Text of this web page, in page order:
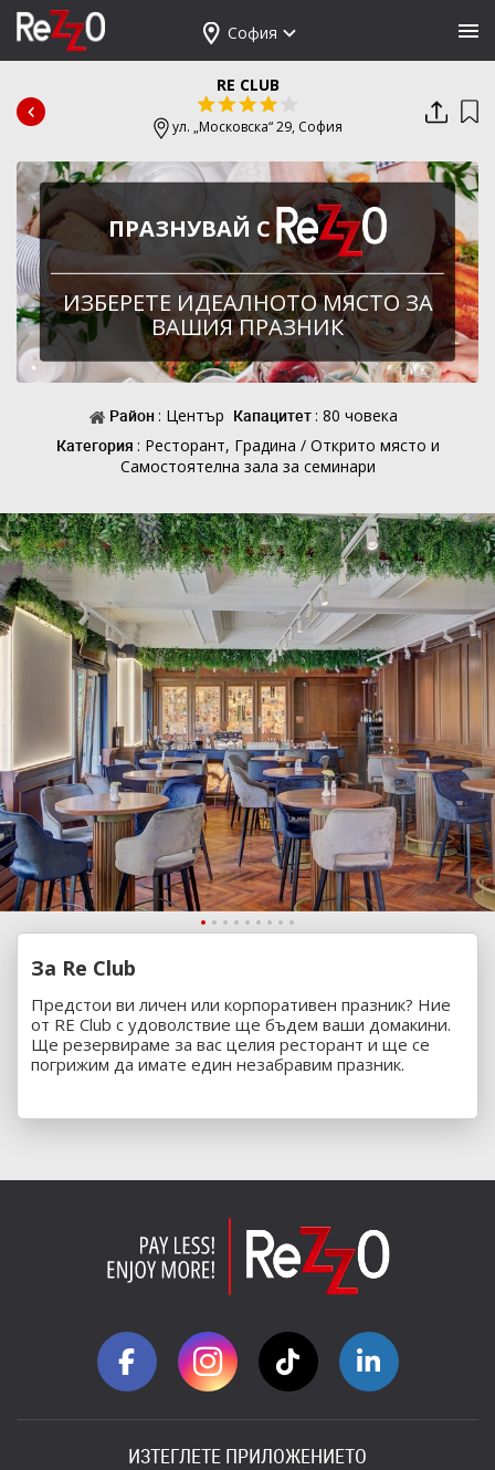
София
RE CLUB
ул. „Московска“ 29, София
ПРАЗНУВАЙ С
ИЗБЕРЕТЕ ИДЕАЛНОТО МЯСТО ЗА
ВАШИЯ ПРАЗНИК
Район : Център Капацитет : 80 човека
Категория : Ресторант, Градина / Открито място и
Самостоятелна зала за семинари
За Re Club
Предстои ви личен или корпоративен празник? Ние
от RE Club с удоволствие ще бъдем ваши домакини.
Ще резервираме за вас целия ресторант и ще се
погрижим да имате един незабравим празник.
ИЗТЕГЛЕТЕ ПРИЛОЖЕНИЕТО